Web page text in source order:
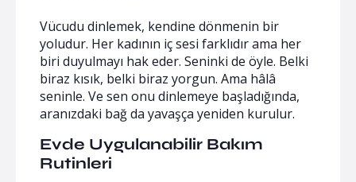
Vücudu dinlemek, kendine dönmenin bir
yoludur. Her kadının iç sesi farklıdır ama her
biri duyulmayı hak eder. Seninki de öyle. Belki
biraz kısık, belki biraz yorgun. Ama hâlâ
seninle. Ve sen onu dinlemeye başladığında,
aranızdaki bağ da yavaşça yeniden kurulur.
Evde Uygulanabilir Bakım
Rutinleri